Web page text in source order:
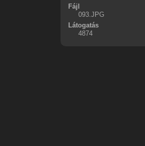
Fájl
093.JPG
Látogatás
4874